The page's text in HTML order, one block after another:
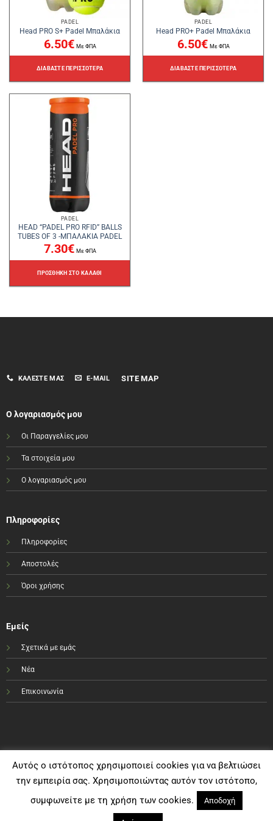
PADEL
Head PRO S+ Padel Μπαλάκια
6.50€ Με ΦΠΑ
ΔΙΑΒΆΣΤΕ ΠΕΡΙΣΣΌΤΕΡΑ
PADEL
Head PRO+ Padel Μπαλάκια
6.50€ Με ΦΠΑ
ΔΙΑΒΆΣΤΕ ΠΕΡΙΣΣΌΤΕΡΑ
PADEL
HEAD “PADEL PRO RFID” BALLS
TUBES OF 3 -ΜΠΑΛΑΚΙΑ PADEL
7.30€ Με ΦΠΑ
ΠΡΟΣΘΉΚΗ ΣΤΟ ΚΑΛΆΘΙ
ΚΑΛΈΣΤΕ ΜΑΣ E-MAIL SITE MAP
Ο λογαριασμός μου
Οι Παραγγελίες μου
Τα στοιχεία μου
Ο λογαριασμός μου
Πληροφορίες
Πληροφορίες
Αποστολές
Όροι χρήσης
Εμείς
Σχετικά με εμάς
Νέα
Επικοινωνία
Αυτός ο ιστότοπος χρησιμοποιεί cookies για να βελτιώσει
την εμπειρία σας. Χρησιμοποιώντας αυτόν τον ιστότοπο,
συμφωνείτε με τη χρήση των cookies.
Αποδοχή